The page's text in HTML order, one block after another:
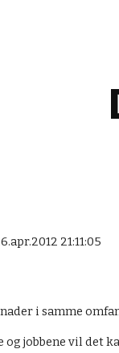
21:11:05
i samme
og jobbene vil det